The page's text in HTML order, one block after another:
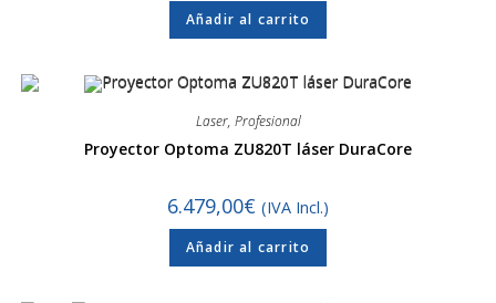
Añadir al carrito
Laser, Profesional
Proyector Optoma ZU820T láser DuraCore
6.479,00€ (IVA Incl.)
Añadir al carrito